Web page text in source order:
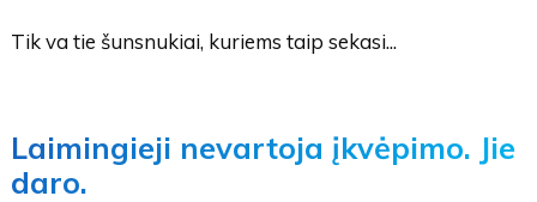
Tik va tie šunsnukiai, kuriems taip sekasi...
Laimingieji nevartoja įkvėpimo. Jie
daro.